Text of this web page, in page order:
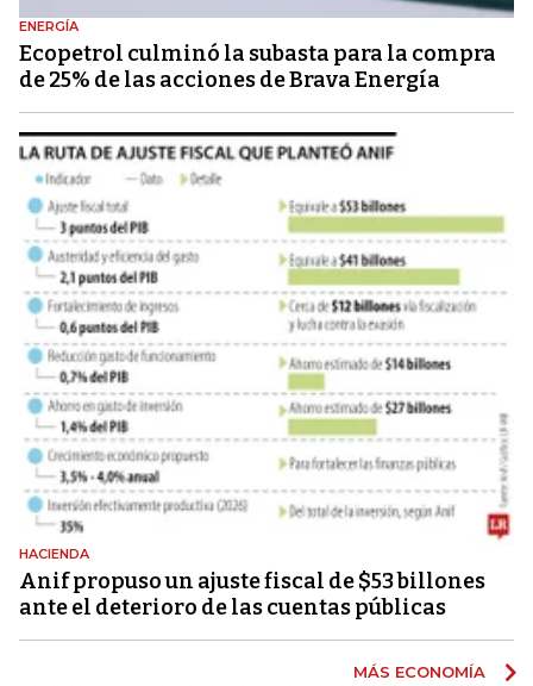
ENERGÍA
Ecopetrol culminó la subasta para la compra
de 25% de las acciones de Brava Energía
HACIENDA
Anif propuso un ajuste fiscal de $53 billones
ante el deterioro de las cuentas públicas
MÁS ECONOMÍA